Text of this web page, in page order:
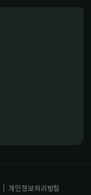
개인정보처리방침